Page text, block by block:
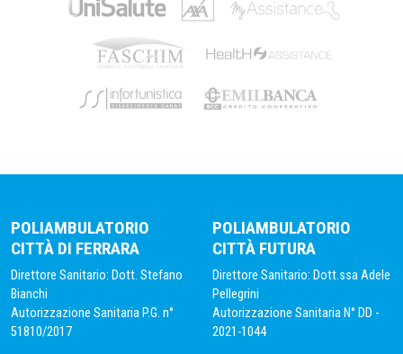
POLIAMBULATORIO
CITTÀ DI FERRARA
Direttore Sanitario: Dott. Stefano
Bianchi
Autorizzazione Sanitaria P.G. n°
51810/2017
POLIAMBULATORIO
CITTÀ FUTURA
Direttore Sanitario: Dott.ssa Adele
Pellegrini
Autorizzazione Sanitaria N° DD -
2021-1044